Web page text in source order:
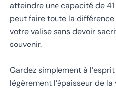
atteindre une capacité de
peut faire toute la
votre valise sans devoir
souvenir.
Gardez simplement à
légèrement l’épaisseur de la